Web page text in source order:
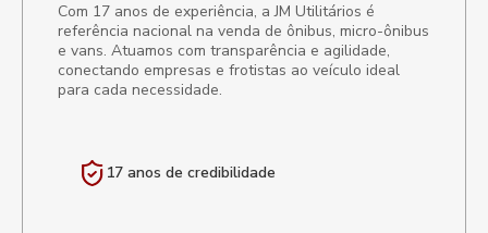
Com 17 anos de experiência, a JM Utilitários é
referência nacional na venda de ônibus, micro-ônibus
e vans. Atuamos com transparência e agilidade,
conectando empresas e frotistas ao veículo ideal
para cada necessidade.
17 anos de credibilidade